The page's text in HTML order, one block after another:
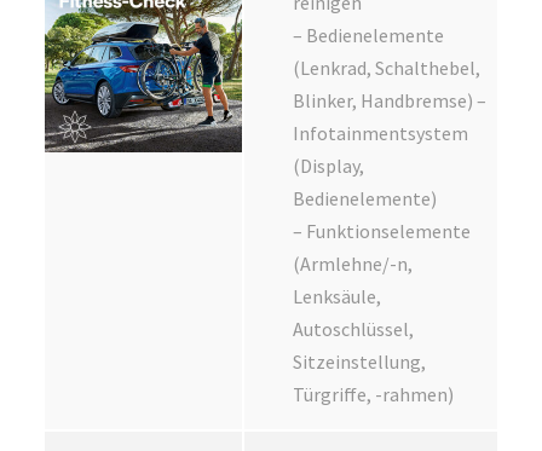
– Bedienelemente
(Lenkrad, Schalthebel,
Blinker, Handbremse) –
Infotainmentsystem
(Display,
Bedienelemente)
– Funktionselemente
(Armlehne/-n,
Lenksäule,
Autoschlüssel,
Sitzeinstellung,
Türgriffe, -rahmen)